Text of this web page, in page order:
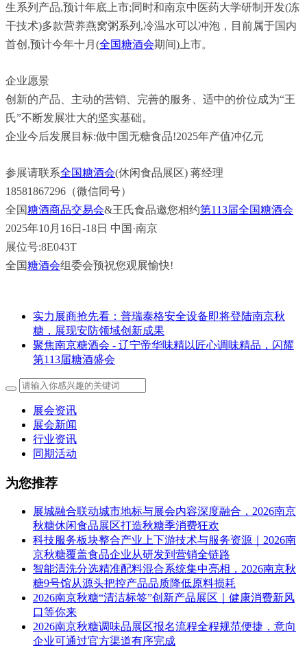
生系列产品,预计年底上市;同时和南京中医药大学研制开发(冻
干技术)多款营养燕窝粥系列,冷温水可以冲泡，目前属于国内
首创,预计今年十月(全国糖酒会期间)上市。
企业愿景
创新的产品、主动的营销、完善的服务、适中的价位成为“王
氏”不断发展壮大的坚实基础。
企业今后发展目标:做中国无糖食品!2025年产值冲亿元
参展请联系全国糖酒会(休闲食品展区) 蒋经理
18581867296（微信同号）
全国糖酒商品交易会&王氏食品邀您相约第113届全国糖酒会
2025年10月16日-18日 中国·南京
展位号:8E043T
全国糖酒会组委会预祝您观展愉快!
实力展商抢先看：普瑞泰格安全设备即将登陆南京秋
糖，展现安防领域创新成果
聚焦南京糖酒会 - 辽宁帝华味精以匠心调味精品，闪耀
第113届糖酒盛会
展会资讯
展会新闻
行业资讯
同期活动
为您推荐
展城融合联动城市地标与展会内容深度融合，2026南京
秋糖休闲食品展区打造秋糖季消费狂欢
科技服务板块整合产业上下游技术与服务资源｜2026南
京秋糖覆盖食品企业从研发到营销全链路
智能清洗分选精准配料混合系统集中亮相，2026南京秋
糖9号馆从源头把控产品品质降低原料损耗
2026南京秋糖“清洁标签”创新产品展区｜健康消费新风
口等你来
2026南京秋糖调味品展区报名流程全程规范便捷，意向
企业可通过官方渠道有序完成